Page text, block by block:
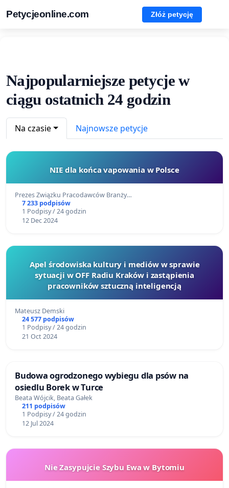
Petycjeonline.com Złóż petycję
Najpopularniejsze petycje w
ciągu ostatnich 24 godzin
Na czasie Najnowsze petycje
NIE dla końca vapowania w Polsce
Prezes Związku Pracodawców Branży…
7 233 podpisów
1 Podpisy / 24 godzin
12 Dec 2024
Apel środowiska kultury i mediów w sprawie
sytuacji w OFF Radiu Kraków i zastąpienia
pracowników sztuczną inteligencją
Mateusz Demski
24 577 podpisów
1 Podpisy / 24 godzin
21 Oct 2024
Budowa ogrodzonego wybiegu dla psów na
osiedlu Borek w Turce
Beata Wójcik, Beata Gałek
211 podpisów
1 Podpisy / 24 godzin
12 Jul 2024
Nie Zasypujcie Szybu Ewa w Bytomiu